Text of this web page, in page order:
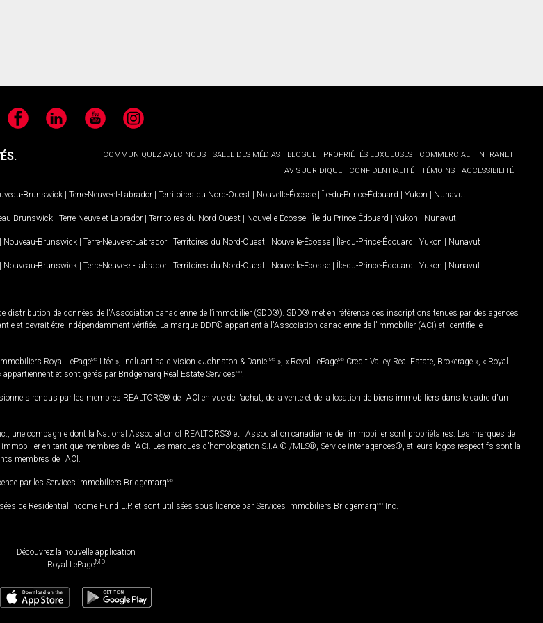
FacebookLinkedIn YouTubeInstagram
COMMUNIQUEZ AVEC NOUS SALLE DES MÉDIAS BLOGUE PROPRIÉTÉS LUXUEUSES COMMERCIAL
INTRANET
AVIS JURIDIQUE
CONFIDENTIALITÉ TÉMOINS ACCESSIBILITÉ
Brunswick | Terre-Neuve-et-Labrador | Territoires du Nord-Ouest | Nouvelle-Écosse | Île-du-Prince-Édouard | Yukon | Nunavut
Brunswick | Terre-Neuve-et-Labrador | Territoires du Nord-Ouest | Nouvelle-Écosse | Île-du-Prince-Édouard | Yukon | Nunavut
| Nouveau-Brunswick | Terre-Neuve-et-Labrador | Territoires du Nord-Ouest | Nouvelle-Écosse | Île-du-Prince-Édouard | Yukon | Nunavut
| Nouveau-Brunswick | Terre-Neuve-et-Labrador | Territoires du Nord-Ouest | Nouvelle-Écosse | Île-du-Prince-Édouard | Yukon | Nunavut
distribution de données de l'Association canadienne de l’immobilier (SDD®). SDD® met en référence des inscriptions tenues par des agences
et devrait être indépendamment vérifiée. La marque DDF® appartient à l'Association canadienne de l’immobilier (ACI) et identifie le
Royal LePageMD Ltée », incluant sa division « Johnston & Daniel MD », « Royal LePageMD Credit Valley Real Estate, Brokerage », « Royal
et sont gérés par Bridgemarq Real Estate ServicesMD
rendus par les membres REALTORS® de l'ACI en vue de l'achat, de la vente et de la location de biens immobiliers dans le cadre d'un
une compagnie dont la National Association of REALTORS® et l'Association canadienne de l’immobilier sont propriétaires. Les marques de
en tant que membres de l'ACI. Les marques d'homologation S.I.A.® /MLS®, Service inter-agences®, et leurs logos respectifs sont la
membres de l'ACI.
par les Services immobiliers BridgemarqMD
de Residential Income Fund L.P. et sont utilisées sous licence par Services immobiliers BridgemarqMD Inc.
Découvrez la nouvelle application
Royal LePageMD